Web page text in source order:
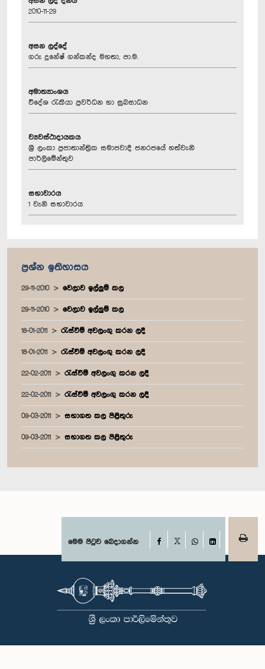
2010-11-29
අසන ලද්දේ
ගරු දුනේෂ් ගන්කන්ද මහතා, පා.ම.
අමාත්‍යාංශය
විදේශ රැකියා ප්‍රවර්ධන හා සුබසාධන
ව්‍යවස්ථාදායකය
ශ්‍රී ලංකා ප්‍රජාතාන්ත්‍රික සමාජවාදී ජනරජයේ හත්වැනි
පාර්ලිමේන්තුව
සභාවාරය
1 වැනි සභාවාරය
ප්‍රශ්න ඉතිහාසය
29-11-2010 වෙලාව ඉල්ලුම් කල
29-11-2010 වෙලාව ඉල්ලුම් කල
18-01-2011 රැස්වීම් අවලංගු කරන ලදී
18-01-2011 රැස්වීම් අවලංගු කරන ලදී
22-02-2011 රැස්වීම් අවලංගු කරන ලදී
22-02-2011 රැස්වීම් අවලංගු කරන ලදී
09-03-2011 සභාගත කල පිළිතුරු
09-03-2011 සභාගත කල පිළිතුරු
මෙම පිටුව බෙදාගන්න Facebook
WhatsAppLinkedIn